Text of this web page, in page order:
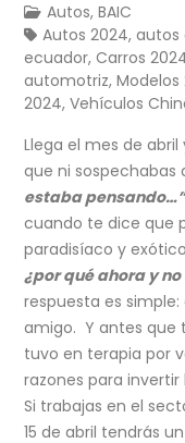
Autos,BAIC
Autos 2024,autos
ecuador,Carros
automotriz,Modelos
2024,Vehículos
Llega el mes de
que ni sospechabas
estaba
cuando te dice que
paradisíaco y
¿por qué ahora y
respuesta es
amigo. Y antes que
tuvo en terapia por
razones para
Si trabajas en el
15 de abril tendrás